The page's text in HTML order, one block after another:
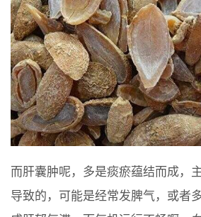
而肝囊肿呢，多是痰瘀蕴结而成，
导致的，可能是经常发脾气，或者